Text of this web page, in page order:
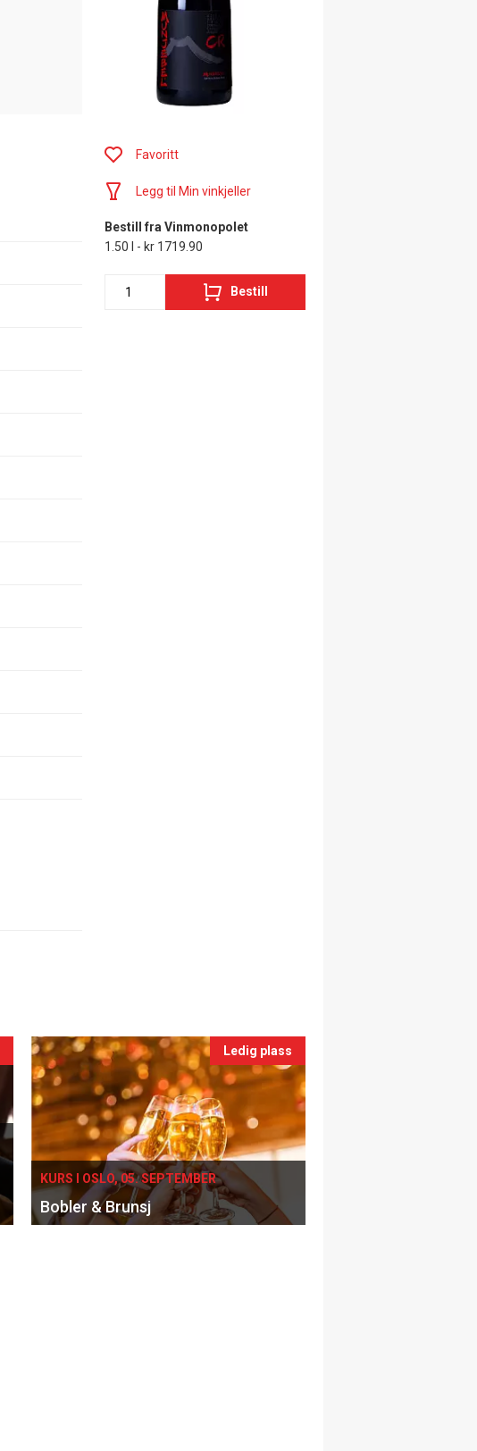
Favoritt
Legg til Min vinkjeller
Bestill fra Vinmonopolet
1.50 l - kr 1719.90
Bestill
Ledig plass
KURS I OSLO, 05. SEPTEMBER
Bobler & Brunsj